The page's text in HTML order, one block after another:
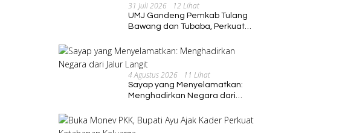
31 Juli 2026 12 Lihat
UMJ Gandeng Pemkab Tulang
Bawang dan Tubaba, Perkuat
Pengembangan SDM
4 Agustus 2026 11 Lihat
Sayap yang Menyelamatkan:
Menghadirkan Negara dari